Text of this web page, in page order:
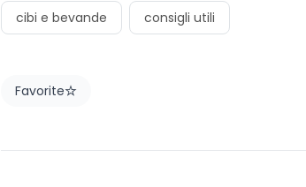
cibi e bevande consigli utili
Favorite